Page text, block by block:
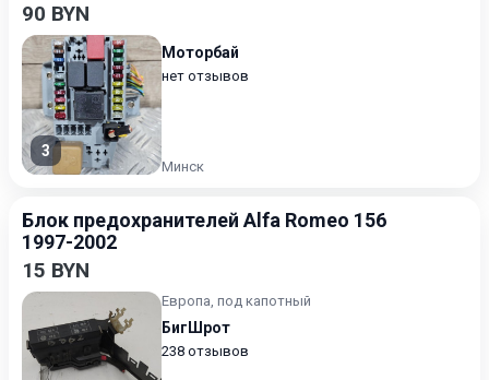
90 BYN
3
Моторбай
нет отзывов
Минск
Блок предохранителей Alfa Romeo 156
1997-2002
15 BYN
Европа, под капотный
БигШрот
238 отзывов